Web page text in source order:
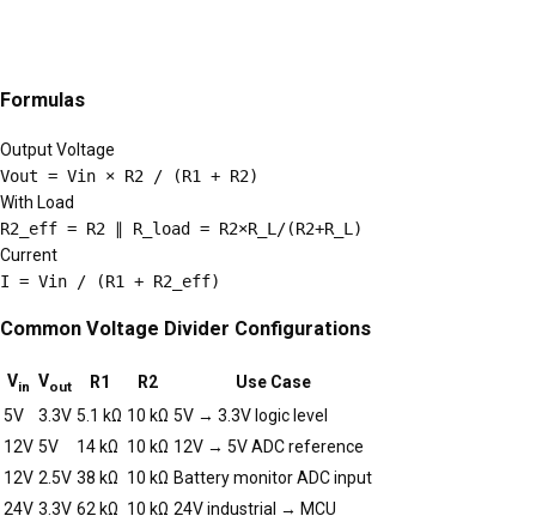
Formulas
Output Voltage
Vout = Vin × R2 / (R1 + R2)
With Load
R2_eff = R2 ∥ R_load = R2×R_L/(R2+R_L)
Current
I = Vin / (R1 + R2_eff)
Common Voltage Divider Configurations
Vin Vout R1 R2
Use Case
5V
3.3V 5.1 kΩ 10 kΩ 5V → 3.3V logic level
12V 5V 14 kΩ 10 kΩ 12V → 5V ADC reference
12V 2.5V 38 kΩ 10 kΩ Battery monitor ADC input
24V 3.3V 62 kΩ 10 kΩ 24V industrial → MCU